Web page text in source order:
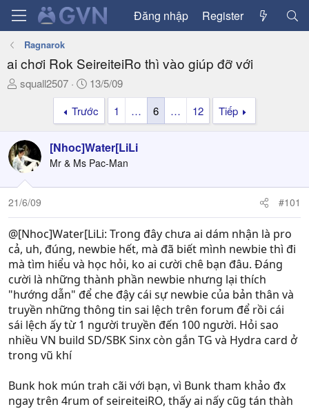
Đăng nhập Register
Ragnarok
ai chơi Rok SeireiteiRo thì vào giúp đỡ với
T
a
d
s
t
a
t
e
r
squall2507
N
g
à
y
g
ử
i
13/5/09
Trước
1 … 6 … 12 Tiếp
[Nhoc]Water[LiLi
Mr & Ms Pac-Man
21/6/09 #101
@[Nhoc]Water[LiLi: Trong đây chưa ai dám nhận là pro
cả, uh, đúng, newbie hết, mà đã biết mình newbie thì đi
mà tìm hiểu và học hỏi, ko ai cười chê bạn đâu. Đáng
cười là những thành phần newbie nhưng lại thích
"hướng dẫn" để che đậy cái sự newbie của bản thân và
truyền những thông tin sai lệch trên forum để rồi cái
sái lệch ấy từ 1 người truyền đến 100 người. Hỏi sao
nhiều VN build SD/SBK Sinx còn gắn TG và Hydra card ở
trong vũ khí
Bunk hok mún trah cãi với bạn, vì Bunk tham khảo đx
ngay trên 4rum of seireiteiRO, thấy ai nấy cũg tán thàh